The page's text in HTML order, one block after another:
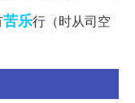
苦乐行（时从司空